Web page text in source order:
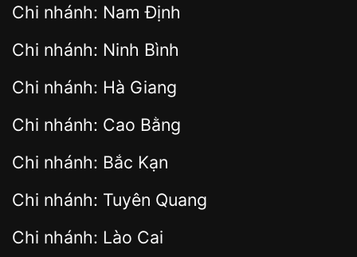
Chi nhánh: Nam Định
Chi nhánh: Ninh Bình
Chi nhánh: Hà Giang
Chi nhánh: Cao Bằng
Chi nhánh: Bắc Kạn
Chi nhánh: Tuyên Quang
Chi nhánh: Lào Cai